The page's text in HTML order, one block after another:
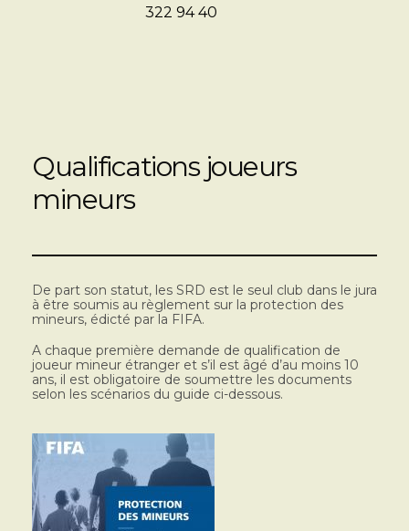
322 94 40
Qualifications joueurs
mineurs
De part son statut, les SRD est le seul club dans le jura
à être soumis au règlement sur la protection des
mineurs, édicté par la FIFA.
A chaque première demande de qualification de
joueur mineur étranger et s’il est âgé d’au moins 10
ans, il est obligatoire de soumettre les documents
selon les scénarios du guide ci-dessous.